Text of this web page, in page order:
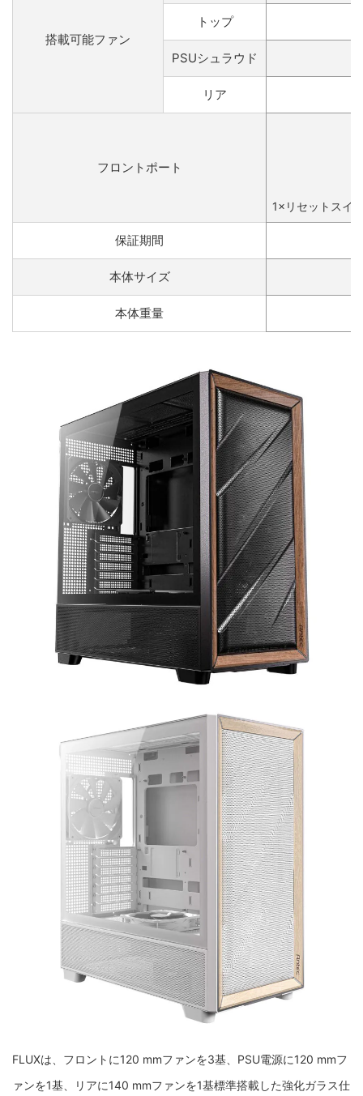
搭載可能ファン
トップ
PSUシュラウド
リア
フロントポート
1×リセットスイ
保証期間
本体サイズ
本体重量
FLUXは、フロントに120 mmファンを3基、PSU電源に120 mmフ
ァンを1基、リアに140 mmファンを1基標準搭載した強化ガラス仕